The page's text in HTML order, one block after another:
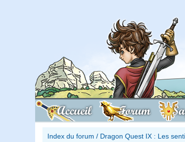
Accueil Forum
Index du forum / Dragon Quest IX : Les